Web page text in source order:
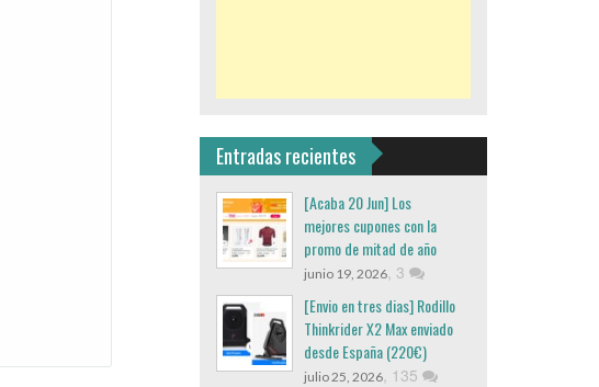
Entradas recientes
[Acaba 20 Jun] Los
mejores cupones con la
promo de mitad de año
junio 19, 2026, 3
[Envio en tres dias] Rodillo
Thinkrider X2 Max enviado
desde España (220€)
julio 25, 2026, 135